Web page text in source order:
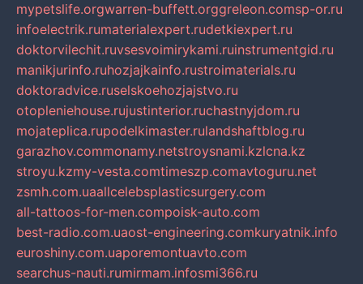
mypetslife.orgwarren-buffett.orggreleon.comsp-or.ru
infoelectrik.rumaterialexpert.rudetkiexpert.ru
doktorvilechit.ruvsesvoimirykami.ruinstrumentgid.ru
manikjurinfo.ruhozjajkainfo.rustroimaterials.ru
doktoradvice.ruselskoehozjajstvo.ru
otopleniehouse.rujustinterior.ruchastnyjdom.ru
mojateplica.rupodelkimaster.rulandshaftblog.ru
garazhov.commonamy.netstroysnami.kzlcna.kz
stroyu.kzmy-vesta.comtimeszp.comavtoguru.net
zsmh.com.uaallcelebsplasticsurgery.com
all-tattoos-for-men.compoisk-auto.com
best-radio.com.uaost-engineering.comkuryatnik.info
euroshiny.com.uaporemontuavto.com
searchus-nauti.rumirmam.infosmi366.ru